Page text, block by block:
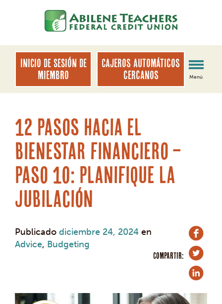
de
sesión
web
INICIO DE SESIÓN DE
MIEMBRO
Cajeros automáticos
cercanos
Menú
12 pasos hacia el
bienestar financiero –
Paso 10: Planifique la
jubilación
Publicado diciembre 24, 2024 en
Advice, Budgeting
COMPARTIR: